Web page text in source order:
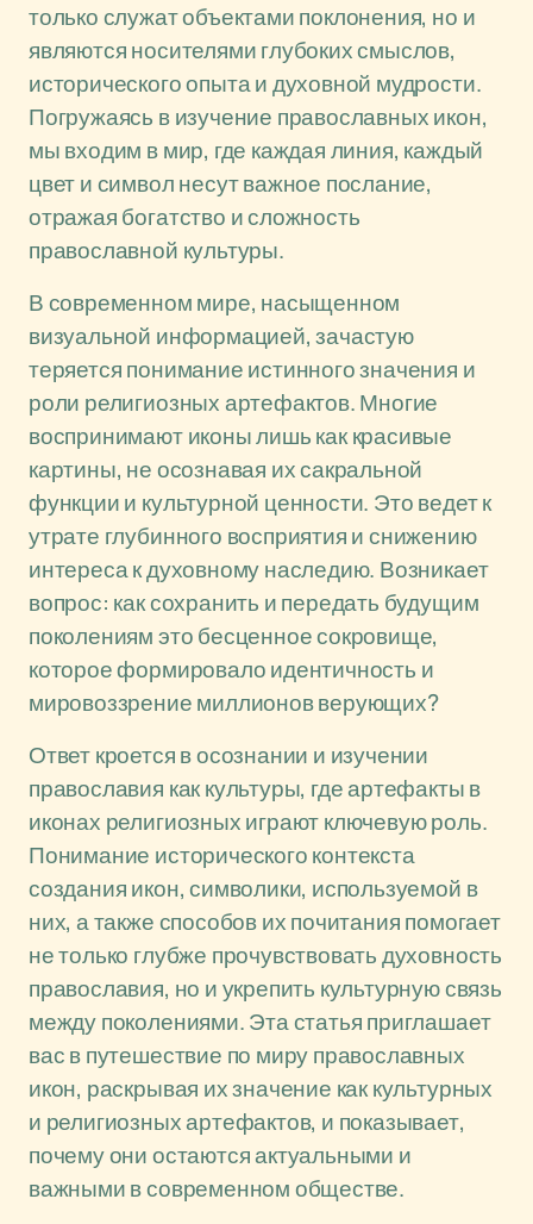
только служат объектами поклонения, но и
являются носителями глубоких смыслов,
исторического опыта и духовной мудрости.
Погружаясь в изучение православных икон,
мы входим в мир, где каждая линия, каждый
цвет и символ несут важное послание,
отражая богатство и сложность
православной культуры.
В современном мире, насыщенном
визуальной информацией, зачастую
теряется понимание истинного значения и
роли религиозных артефактов. Многие
воспринимают иконы лишь как красивые
картины, не осознавая их сакральной
функции и культурной ценности. Это ведет к
утрате глубинного восприятия и снижению
интереса к духовному наследию. Возникает
вопрос: как сохранить и передать будущим
поколениям это бесценное сокровище,
которое формировало идентичность и
мировоззрение миллионов верующих?
Ответ кроется в осознании и изучении
православия как культуры, где артефакты в
иконах религиозных играют ключевую роль.
Понимание исторического контекста
создания икон, символики, используемой в
них, а также способов их почитания помогает
не только глубже прочувствовать духовность
православия, но и укрепить культурную связь
между поколениями. Эта статья приглашает
вас в путешествие по миру православных
икон, раскрывая их значение как культурных
и религиозных артефактов, и показывает,
почему они остаются актуальными и
важными в современном обществе.